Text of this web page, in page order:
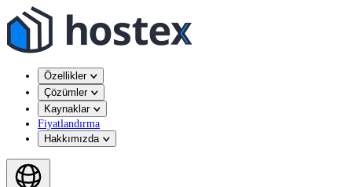
Özellikler
Çözümler
Kaynaklar
Fiyatlandırma
Hakkımızda